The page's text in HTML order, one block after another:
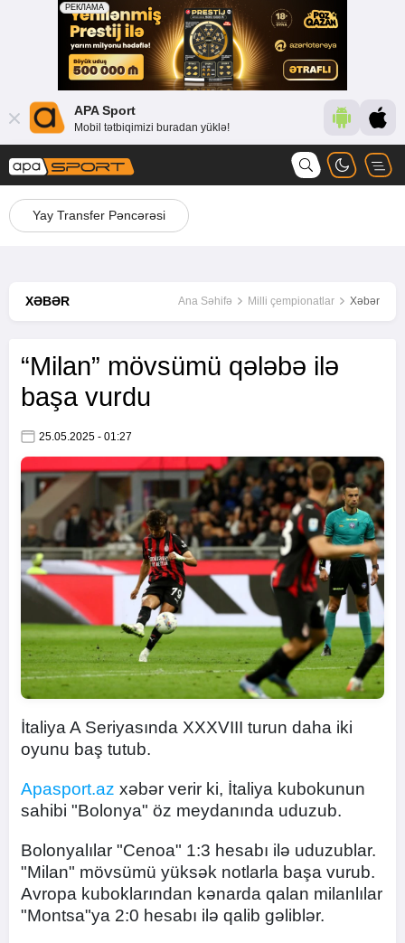
APA Sport
Mobil tətbiqimizi buradan yüklə!
Yay Transfer Pəncərəsi
XƏBƏR Ana Səhifə Milli çempionatlar Xəbər
“Milan” mövsümü qələbə ilə
başa vurdu
25.05.2025 - 01:27
İtaliya A Seriyasında XXXVIII turun daha iki
oyunu baş tutub.
Apasport.az xəbər verir ki, İtaliya kubokunun
sahibi "Bolonya" öz meydanında uduzub.
Bolonyalılar "Cenoa" 1:3 hesabı ilə uduzublar.
"Milan" mövsümü yüksək notlarla başa vurub.
Avropa kuboklarından kənarda qalan milanlılar
"Montsa"ya 2:0 hesabı ilə qalib gəliblər.